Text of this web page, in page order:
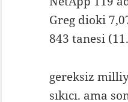
Greg dioki
843 tanesi
gereksiz
sıkıcı. ama